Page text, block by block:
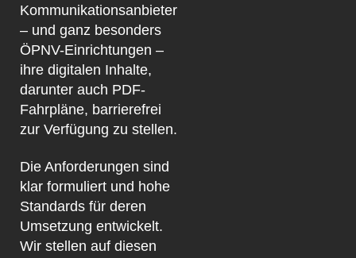
Kommunikationsanbieter
– und ganz besonders
ÖPNV-Einrichtungen –
ihre digitalen Inhalte,
darunter auch PDF-
Fahrpläne, barrierefrei
zur Verfügung zu stellen.
Die Anforderungen sind
klar formuliert und hohe
Standards für deren
Umsetzung entwickelt.
Wir stellen auf diesen